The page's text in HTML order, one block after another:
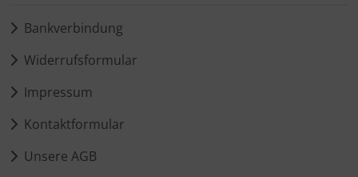
Bankverbindung
Widerrufsformular
Impressum
Kontaktformular
Unsere AGB